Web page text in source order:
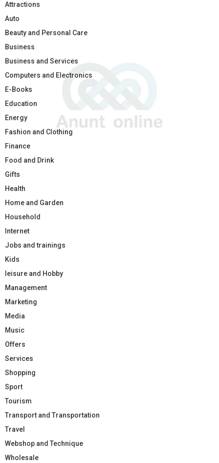
Attractions
Auto
Beauty and Personal Care
Business
Business and Services
Computers and Electronics
E-Books
Education
Energy
Fashion and Clothing
Finance
Food and Drink
Gifts
Health
Home and Garden
Household
Internet
Jobs and trainings
Kids
leisure and Hobby
Management
Marketing
Media
Music
Offers
Services
Shopping
Sport
Tourism
Transport and Transportation
Travel
Webshop and Technique
Wholesale